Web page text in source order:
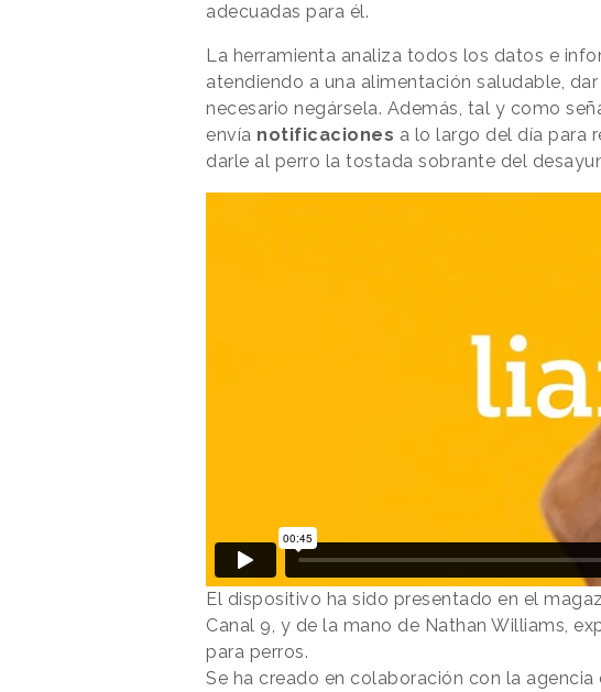
adecuadas para él.
La herramienta analiza todos los datos e
atendiendo a una alimentación saludable,
necesario negársela. Además, tal y como
envía notificaciones a lo largo del día para
darle al perro la tostada sobrante del
El dispositivo ha sido presentado en el
Canal 9, y de la mano de Nathan Williams,
para perros.
Se ha creado en colaboración con la